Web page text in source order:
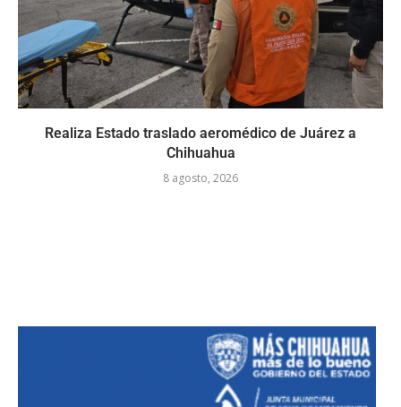
Realiza Estado traslado aeromédico de Juárez a
Chihuahua
8 agosto, 2026